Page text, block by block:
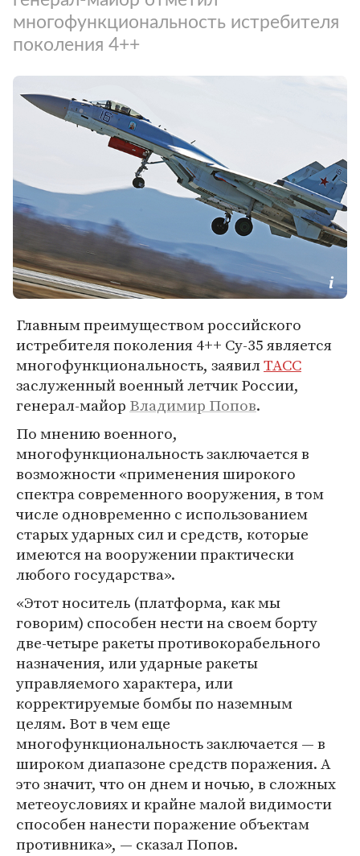
многофункциональность истребителя
поколения 4++
Главным преимуществом российского
истребителя поколения 4++ Су-35 является
многофункциональность, заявилТАСС
заслуженный военный летчик России,
генерал-майор Владимир Попов.
По мнению военного,
многофункциональность заключается в
возможности «применения широкого
спектра современного вооружения, в том
числе одновременно с использованием
старых ударных сил и средств, которые
имеются на вооружении практически
любого государства».
«Этот носитель (платформа, как мы
говорим) способен нести на своем борту
две-четыре ракеты противокорабельного
назначения, или ударные ракеты
управляемого характера, или
корректируемые бомбы по наземным
целям. Вот в чем еще
многофункциональность заключается — в
широком диапазоне средств поражения. А
это значит, что он днем и ночью, в сложных
метеоусловиях и крайне малой видимости
способен нанести поражение объектам
противника», — сказал Попов.